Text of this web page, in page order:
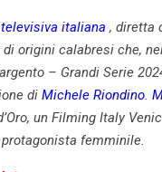
italiana , diretta
origini calabresi che,
– Grandi Serie
di Michele Riondino
, un Filming Italy
femminile.